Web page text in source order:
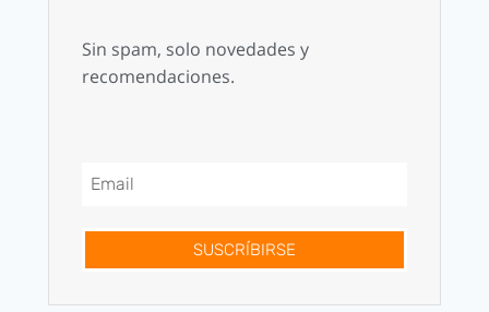
Sin spam, solo novedades y
recomendaciones.
SUSCRÍBIRSE